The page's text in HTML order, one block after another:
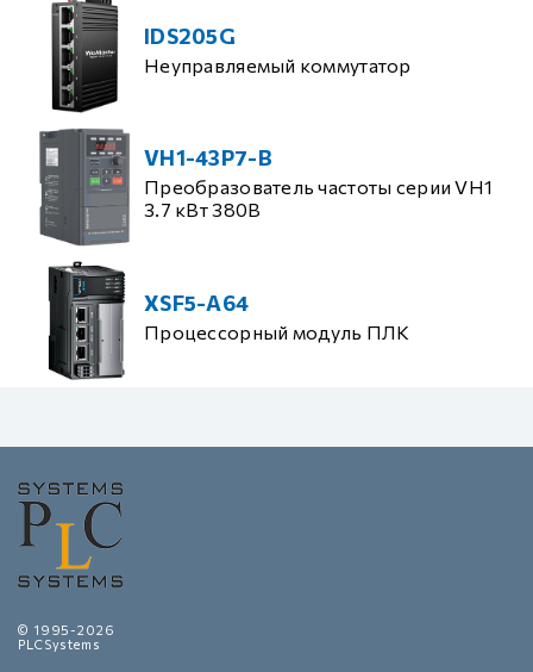
IDS205G
Неуправляемый коммутатор
VH1-43P7-B
Преобразователь частоты серии VH1
3.7 кВт 380В
XSF5-A64
Процессорный модуль ПЛК
© 1995-2026
PLCSystems